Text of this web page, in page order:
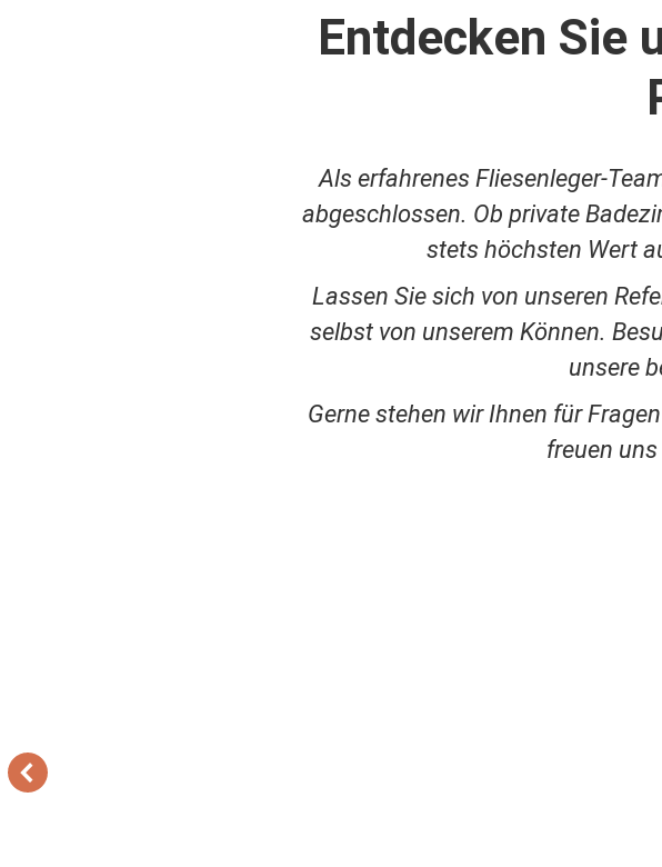
Entdecken Sie
Als erfahrenes Fliesenleger-
abgeschlossen. Ob private
stets höchsten Wert
Lassen Sie sich von unseren
selbst von unserem Können.
unsere
Gerne stehen wir Ihnen für
freuen